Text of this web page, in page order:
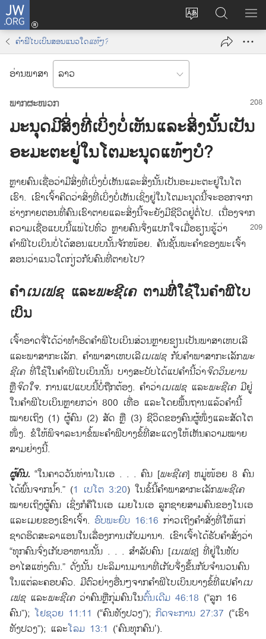
W
O
ປ່
ນ
າ
ດ
ພ
າ
ສ
າ
ລ
ະ
ບົ
o
p
e
n
s
n
e
w
n
d
)
ຊ
ອ
ກ
ໃ
W
.
O
R
G
ສ
ະ
ແ
ເ
ນູ
ຄຳພີໄບເບິນສອນແນວໃດແທ້ໆ?
ອ່ານພາສາ
ພາກຜະໜວກ
ມະນຸດມີສິ່ງທີ່ເບິ່ງບໍ່ເຫັນແລະສິ່ງນັ້ນເປັນ
ອະມະຕະຢູ່ໃນໂຕມະນຸດແທ້ໆບໍ?
ຫຼາຍຄົນເຊື່ອວ່າມີສິ່ງທີ່ເບິ່ງບໍ່ເຫັນແລະສິ່ງນັ້ນເປັນອະມະຕະຢູ່ໃນໂຕ
ເຮົາ. ເຂົາເຈົ້າຄິດວ່າສິ່ງທີ່ເບິ່ງບໍ່ເຫັນເຊິ່ງຢູ່ໃນໂຕມະນຸດນີ້ຈະອອກຈາກ
ຮ່າງກາຍຕອນທີ່ຄົນເຮົາຕາຍແລະສິ່ງນີ້ຈະຍັງມີຊີວິດຢູ່ຕໍ່ໄປ. ເນື່ອງຈາກ
ຄວາມເຊື່ອແບບນີ້ແພ່ໄປທົ່ວ ຫຼາຍຄົນຈຶ່ງແປກໃຈເມື່ອຮຽນຮູ້ວ່າ
ຄຳພີໄບເບິນບໍ່ໄດ້ສອນແບບນັ້ນຈັກໜ້ອຍ. ຄັນຊັ້ນພະຄຳຂອງພະເຈົ້າ
ສອນວ່າແນວໃດກ່ຽວກັບຄົນທີ່ຕາຍໄປ?
ຄຳເນເຟຊ ແລະພະຊີເຄ ຕາມທີ່ໃຊ້ໃນຄຳພີໄບ
ເບິນ
ເຈົ້າອາດຈື່ໄດ້ວ່າທຳອິດຄຳພີໄບເບິນສ່ວນຫຼາຍຂຽນເປັນພາສາເຫບເລີ
ແລະພາສາກະເລັກ. ຄຳພາສາເຫບເລີເນເຟຊ ກັບຄຳພາສາກະເລັກພະ
ຊີເຄ ທີ່ໃຊ້ໃນຄຳພີໄບເບິນນັ້ນ ບາງສະບັບໄດ້ແປຄຳນີ້ວ່າຈິດວິນຍານ
ຫຼືຈິດໃຈ. ການແປແບບນີ້ບໍ່ຖືກຕ້ອງ. ຄຳວ່າເນເຟຊ ແລະພະຊີເຄ ມີຢູ່
ໃນຄຳພີໄບເບິນຫຼາຍກວ່າ 800 ເທື່ອ ແລະໂດຍພື້ນຖານແລ້ວຄຳນີ້
ໝາຍເຖິງ (1) ຜູ້ຄົນ (2) ສັດ ຫຼື (3) ຊີວິດຂອງຄົນຜູ້ໜຶ່ງແລະສັດໂຕ
ໜຶ່ງ. ຂໍໃຫ້ພິຈາລະນາຂໍ້ພະຄຳພີບາງຂໍ້ທີ່ສະແດງໃຫ້ເຫັນຄວາມໝາຍ
ສາມຢ່າງນີ້.
ຜູ້ຄົນ. “ໃນຄາວວັນທ່ານໂນເອ . . . ຄົນ [ພະຊີເຄ] ຫມູ່ໜ້ອຍ 8 ຄົນ
ໄດ້ພົ້ນຈາກນໍ້າ.” (1 ເປໂຕ 3:20) ໃນຂໍ້ນີ້ຄຳພາສາກະເລັກພະຊີເຄ
ໝາຍເຖິງຜູ້ຄົນ ເຊິ່ງກໍຄືໂນເອ ເມຍໂນເອ ລູກຊາຍສາມຄົນຂອງໂນເອ
ແລະເມຍຂອງເຂົາເຈົ້າ. ອົບພະຍົບ 16:16 ກ່າວເຖິງຄຳສັ່ງທີ່ໃຫ້ແກ່
ຊາດອິດສະລາແອນໃນເລື່ອງການເກັບມານາ. ເຂົາເຈົ້າໄດ້ຮັບຄຳສັ່ງວ່າ
“ທຸກຄົນຈົ່ງເກັບອາຫານນັ້ນ . . . ສຳລັບຄົນ [ເນເຟຊ] ທີ່ຢູ່ໃນທັບ
ອາໄສແຫ່ງຕົນ.” ດັ່ງນັ້ນ ປະລິມານມານາທີ່ເກັບຈຶ່ງຂຶ້ນກັບຈຳນວນຄົນ
ໃນແຕ່ລະຄອບຄົວ. ມີຕົວຢ່າງອື່ນໆຈາກຄຳພີໄບເບິນບາງຂໍ້ທີ່ແປຄຳເນ
ເຟຊ ແລະພະຊີເຄ ວ່າຄົນຫຼືກຸ່ມຄົນໃນຕົ້ນເດີມ 46:18 (“ລູກ 16
ຄົນ”); ໂຢຊວຍ 11:11 (“ຄົນທັງປວງ”); ກິດຈະການ 27:37 (“ເຮົາ
ທັງປວງ”); ແລະໂລມ 13:1 (‘ຄົນທຸກຄົນ’).